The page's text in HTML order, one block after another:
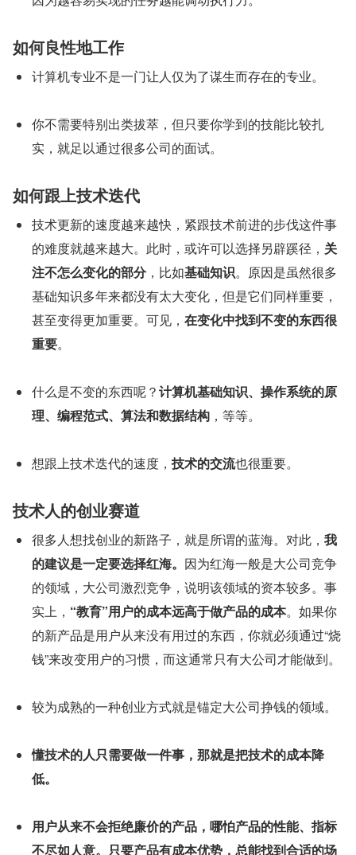
如何良性地工作
计算机专业不是一门让人仅为了谋生而存在的专业。
你不需要特别出类拔萃，但只要你学到的技能比较扎
实，就足以通过很多公司的面试。
如何跟上技术迭代
技术更新的速度越来越快，紧跟技术前进的步伐这件事
的难度就越来越大。此时，或许可以选择另辟蹊径， 关
注不怎么变化的部分，比如基础知识。原因是虽然很多
基础知识多年来都没有太大变化，但是它们同样重要，
甚至变得更加重要。可见， 在变化中找到不变的东西很
重要。
什么是不变的东西呢？计算机基础知识、操作系统的原
理、编程范式、算法和数据结构 ，等等。
想跟上技术迭代的速度， 技术的交流也很重要。
技术人的创业赛道
很多人想找创业的新路子，就是所谓的蓝海。对此， 我
的建议是一定要选择红海。 因为红海一般是大公司竞争
的领域，大公司激烈竞争，说明该领域的资本较多。事
实上， “教育”用户的成本远高于做产品的成本。如果你
的新产品是用户从来没有用过的东西，你就必须通过“烧
钱”来改变用户的习惯，而这通常只有大公司才能做到。
较为成熟的一种创业方式就是锚定大公司挣钱的领域。
懂技术的人只需要做一件事，那就是把技术的成本降
低。
用户从来不会拒绝廉价的产品，哪怕产品的性能、指标
不尽如人意。只要产品有成本优势，总能找到合适的场